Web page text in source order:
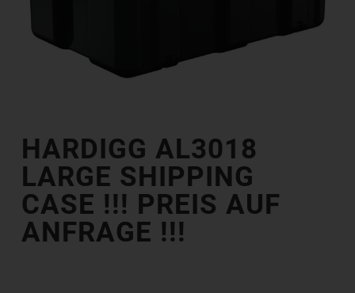
HARDIGG AL3018
LARGE SHIPPING
CASE !!! PREIS AUF
ANFRAGE !!!